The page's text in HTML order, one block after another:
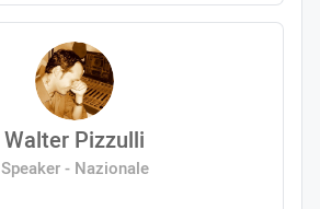
Walter Pizzulli
Speaker - Nazionale